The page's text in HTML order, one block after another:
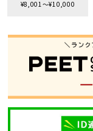
29inc
34inc
40inc
¥8,001〜¥10,000